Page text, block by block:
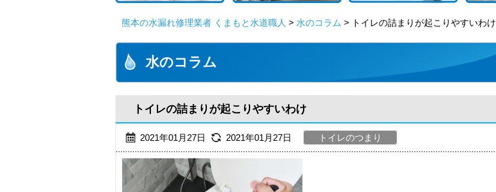
熊本の水漏れ修理業者 くまもと水道職人 > 水のコラム > トイレの詰まりが起こりやすいわけ
水のコラム
トイレの詰まりが起こりやすいわけ
2021年01月27日 2021年01月27日 トイレのつまり